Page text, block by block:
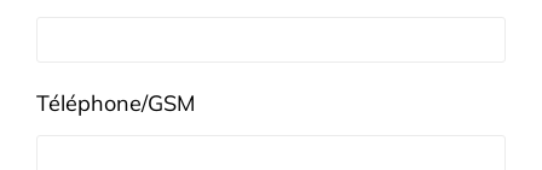
Téléphone/GSM